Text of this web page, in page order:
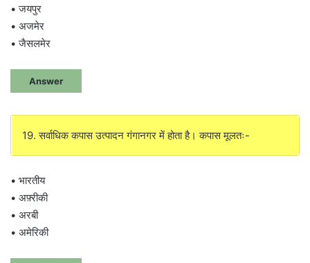
• जयपुर
• अजमेर
• जैसलमेर
Answer
19. सर्वाधिक कपास उत्पादन गंगानगर में होता है। कपास मूलतः-
• भारतीय
• अफ़्रीकी
• अरबी
• अमेरिकी